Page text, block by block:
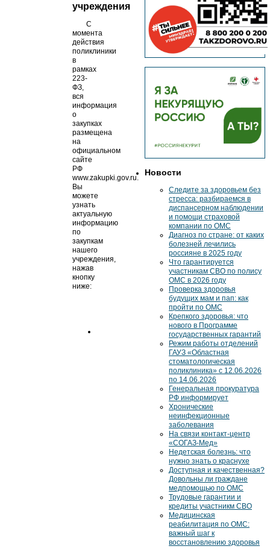
учреждения
С
момента
действия
поликлиники
в
рамках
223-
ФЗ,
вся
информация
о
закупках
размещена
на
официальном
сайте
РФ
www.zakupki.gov.ru.
Вы
можете
узнать
актуальную
информацию
по
закупкам
нашего
учреждения,
нажав
кнопку
ниже:
Новости
Следите за здоровьем без
стресса: разбираемся в
диспансерном наблюдении
и помощи страховой
компании по ОМС
Диагноз по стране: от каких
болезней лечились
россияне в 2025 году
Что гарантируется
участникам СВО по полису
ОМС в 2026 году
Проверка здоровья
будущих мам и пап: как
пройти по ОМС
Крепкого здоровья: что
нового в Программе
государственных гарантий
Режим работы отделений
ГАУЗ «Областная
стоматологическая
поликлиника» с 12.06.2026
по 14.06.2026
Генеральная прокуратура
РФ информирует
Хронические
неинфекционные
заболевания
На связи контакт-центр
«СОГАЗ-Мед»
Недетская болезнь: что
нужно знать о краснухе
Доступная и качественная?
Довольны ли граждане
медпомощью по ОМС
Трудовые гарантии и
кредиты участникм СВО
Медицинская
реабилитация по ОМС:
важный шаг к
восстановлению здоровья